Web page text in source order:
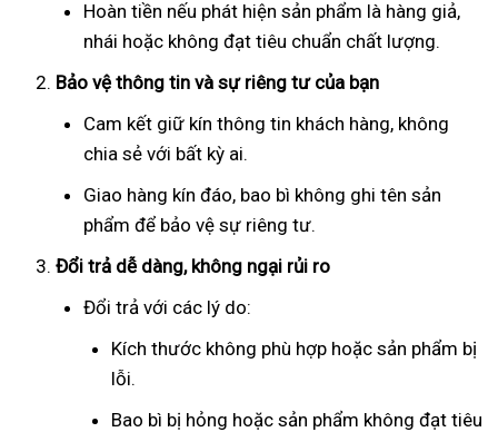
Hoàn tiền nếu phát hiện sản phẩm là hàng giả,
nhái hoặc không đạt tiêu chuẩn chất lượng.
Bảo vệ thông tin và sự riêng tư của bạn
Cam kết giữ kín thông tin khách hàng, không
chia sẻ với bất kỳ ai.
Giao hàng kín đáo, bao bì không ghi tên sản
phẩm để bảo vệ sự riêng tư.
Đổi trả dễ dàng, không ngại rủi ro
Đổi trả với các lý do:
Kích thước không phù hợp hoặc sản phẩm bị
lỗi.
Bao bì bị hỏng hoặc sản phẩm không đạt tiêu